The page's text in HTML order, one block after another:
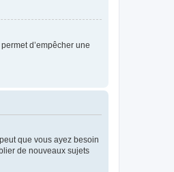
d’empêcher une
que vous ayez besoin
de nouveaux sujets